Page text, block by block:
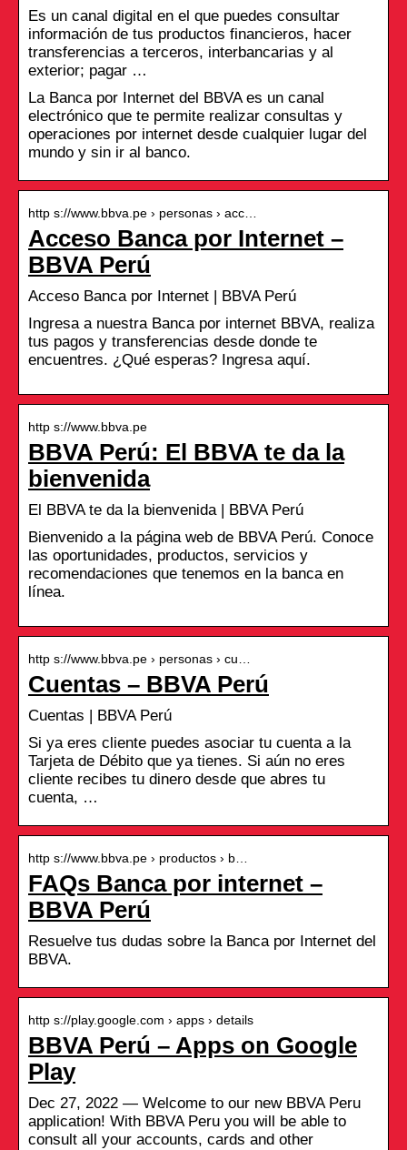
Es un canal digital en el que puedes consultar
información de tus productos financieros, hacer
transferencias a terceros, interbancarias y al
exterior; pagar …
La Banca por Internet del BBVA es un canal
electrónico que te permite realizar consultas y
operaciones por internet desde cualquier lugar del
mundo y sin ir al banco.
http s://www.bbva.pe › personas › acc…
Acceso Banca por Internet –
BBVA Perú
Acceso Banca por Internet | BBVA Perú
Ingresa a nuestra Banca por internet BBVA, realiza
tus pagos y transferencias desde donde te
encuentres. ¿Qué esperas? Ingresa aquí.
http s://www.bbva.pe
BBVA Perú: El BBVA te da la
bienvenida
El BBVA te da la bienvenida | BBVA Perú
Bienvenido a la página web de BBVA Perú. Conoce
las oportunidades, productos, servicios y
recomendaciones que tenemos en la banca en
línea.
http s://www.bbva.pe › personas › cu…
Cuentas – BBVA Perú
Cuentas | BBVA Perú
Si ya eres cliente puedes asociar tu cuenta a la
Tarjeta de Débito que ya tienes. Si aún no eres
cliente recibes tu dinero desde que abres tu
cuenta, …
http s://www.bbva.pe › productos › b…
FAQs Banca por internet –
BBVA Perú
Resuelve tus dudas sobre la Banca por Internet del
BBVA.
http s://play.google.com › apps › details
BBVA Perú – Apps on Google
Play
Dec 27, 2022 — Welcome to our new BBVA Peru
application! With BBVA Peru you will be able to
consult all your accounts, cards and other